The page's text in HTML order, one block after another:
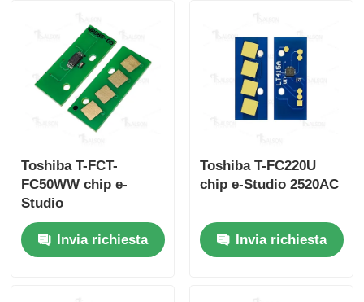
Toshiba T-FCT-
FC50WW chip e-
Studio
2555C/3055C/3555C
Invia richiesta
Toshiba T-FC220U
chip e-Studio 2520AC
Invia richiesta